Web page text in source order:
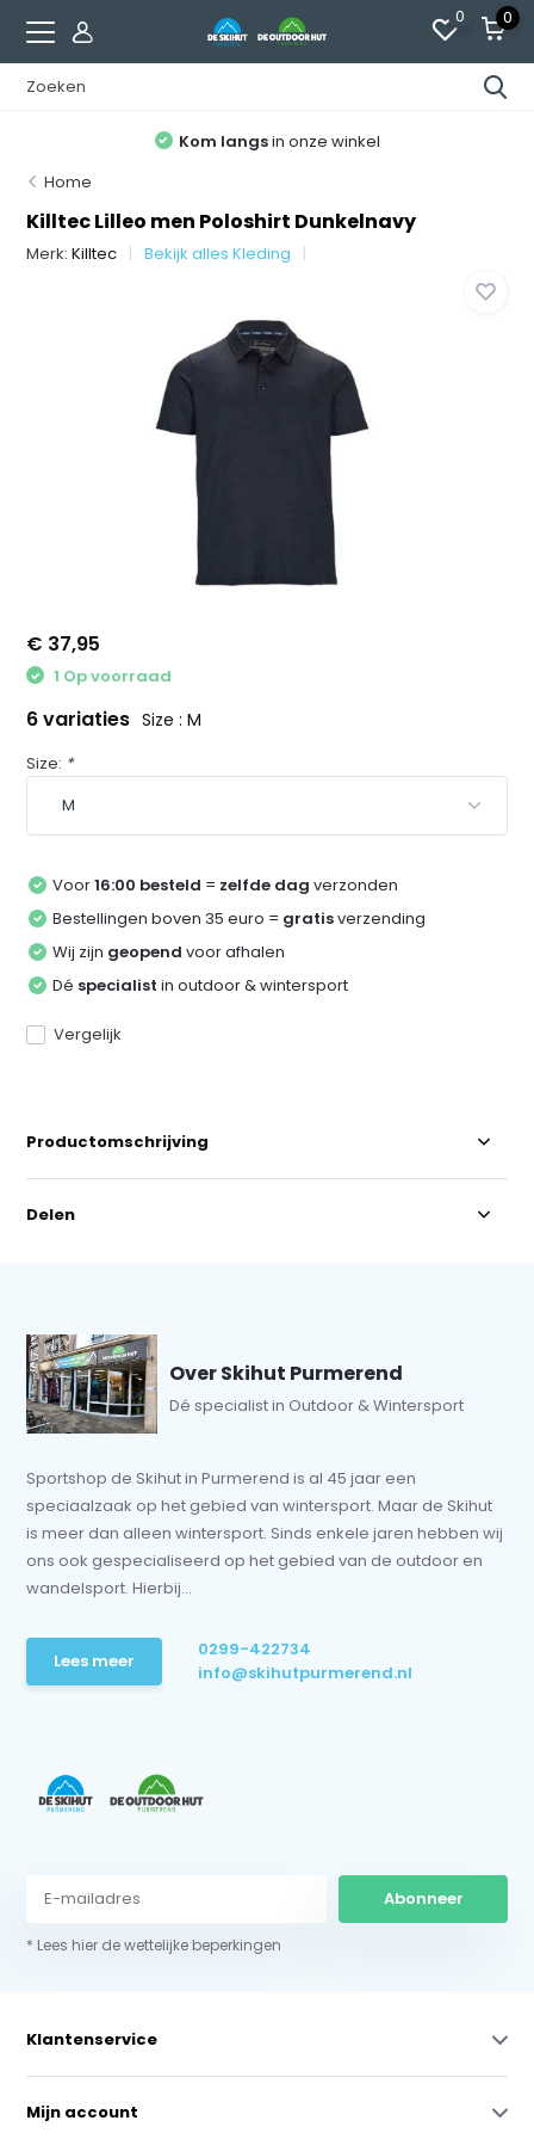
0 0
Kom langsin onze winkel
Home
Killtec Lilleo men Poloshirt Dunkelnavy
Merk:Killtec Bekijk alles Kleding
€ 37,95
1 Op voorraad
6 variaties Size : M
Size: *
Voor16:00 besteld = zelfde dag verzonden
Bestellingen boven 35 euro = gratisverzending
Wij zijn geopend voor afhalen
Dé specialist in outdoor & wintersport
Vergelijk
Productomschrijving
Delen
Over Skihut Purmerend
Dé specialist in Outdoor & Wintersport
Sportshop de Skihut in Purmerend is al 45 jaar een
speciaalzaak op het gebied van wintersport. Maar de Skihut
is meer dan alleen wintersport. Sinds enkele jaren hebben wij
ons ook gespecialiseerd op het gebied van de outdoor en
wandelsport. Hierbij...
Lees meer
0299-422734
info@skihutpurmerend.nl
Abonneer
* Lees hier de wettelijke beperkingen
Klantenservice
Mijn account